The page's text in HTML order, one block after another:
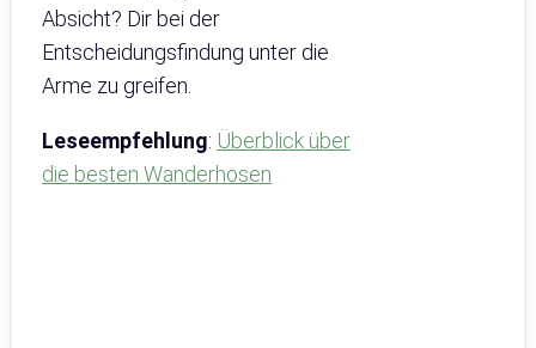
Absicht? Dir bei der
Entscheidungsfindung unter die
Arme zu greifen.
Leseempfehlung: Überblick über
die besten Wanderhosen